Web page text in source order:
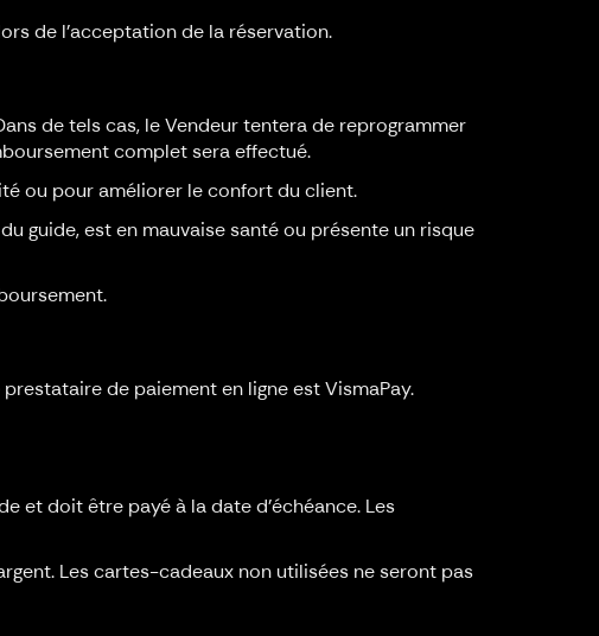
de l'acceptation de la réservation.
de tels cas, le Vendeur tentera de reprogrammer
complet sera effectué.
ou pour améliorer le confort du client.
guide, est en mauvaise santé ou présente un risque
de paiement en ligne est VismaPay.
et doit être payé à la date d'échéance. Les
Les cartes-cadeaux non utilisées ne seront pas